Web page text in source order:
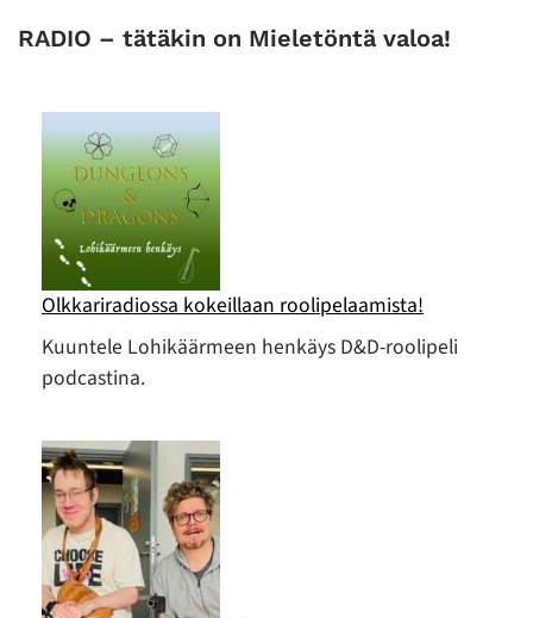
RADIO – tätäkin on Mieletöntä valoa!
Olkkariradiossa kokeillaan roolipelaamista!
Kuuntele Lohikäärmeen henkäys D&D-roolipeli
podcastina.